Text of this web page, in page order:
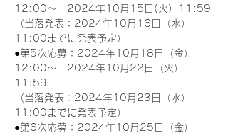
12:00～　2024年10月15日(火）11:59
（当落発表：2024年10月16日（水）
11:00までに発表予定）
●第5次応募：2024年10月18日（金）
12:00～　2024年10月22日（火）
11:59
（当落発表：2024年10月23日（水）
11:00までに発表予定）
●第6次応募：2024年10月25日（金）